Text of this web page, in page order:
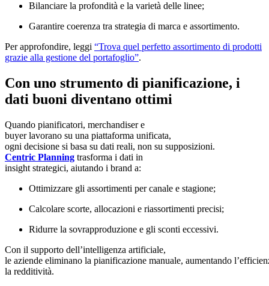
Bilanciare la profondità e la varietà delle linee;
Garantire coerenza tra strategia di marca e assortimento.
Per approfondire, leggi “Trova quel perfetto assortimento di prodotti
grazie alla gestione del portafoglio”.
Con uno strumento di pianificazione, i
dati buoni diventano ottimi
Quando pianificatori, merchandiser e
buyer lavorano su una piattaforma unificata,
ogni decisione si basa su dati reali, non su supposizioni.
Centric Planning trasforma i dati in
insight strategici, aiutando i brand a:
Ottimizzare gli assortimenti per canale e stagione;
Calcolare scorte, allocazioni e riassortimenti precisi;
Ridurre la sovrapproduzione e gli sconti eccessivi.
Con il supporto dell’intelligenza artificiale,
le aziende eliminano la pianificazione manuale, aumentando
la redditività.